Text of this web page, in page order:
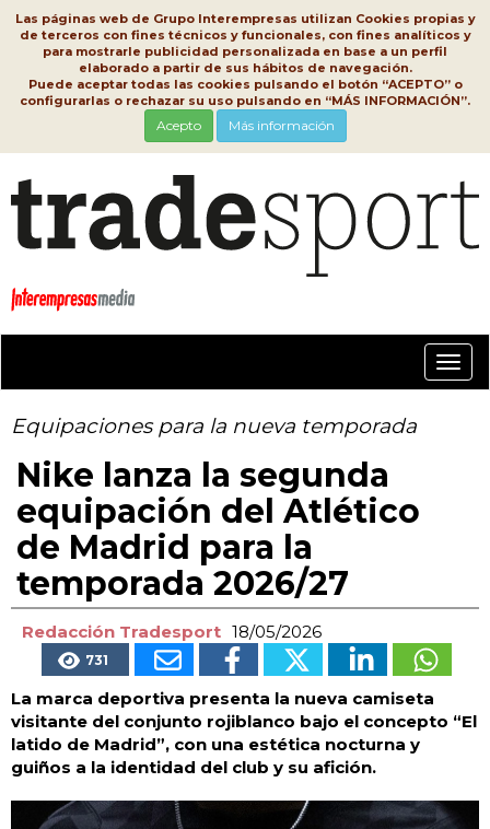
Las páginas web de Grupo Interempresas utilizan Cookies propias y
de terceros con fines técnicos y funcionales, con fines analíticos y
para mostrarle publicidad personalizada en base a un perfil
elaborado a partir de sus hábitos de navegación.
Puede aceptar todas las cookies pulsando el botón “ACEPTO” o
configurarlas o rechazar su uso pulsando en “MÁS INFORMACIÓN”.
Acepto Más información
Equipaciones para la nueva temporada
Nike lanza la segunda
equipación del Atlético
de Madrid para la
temporada 2026/27
Redacción Tradesport 18/05/2026
731
La marca deportiva presenta la nueva camiseta
visitante del conjunto rojiblanco bajo el concepto “El
latido de Madrid”, con una estética nocturna y
guiños a la identidad del club y su afición.